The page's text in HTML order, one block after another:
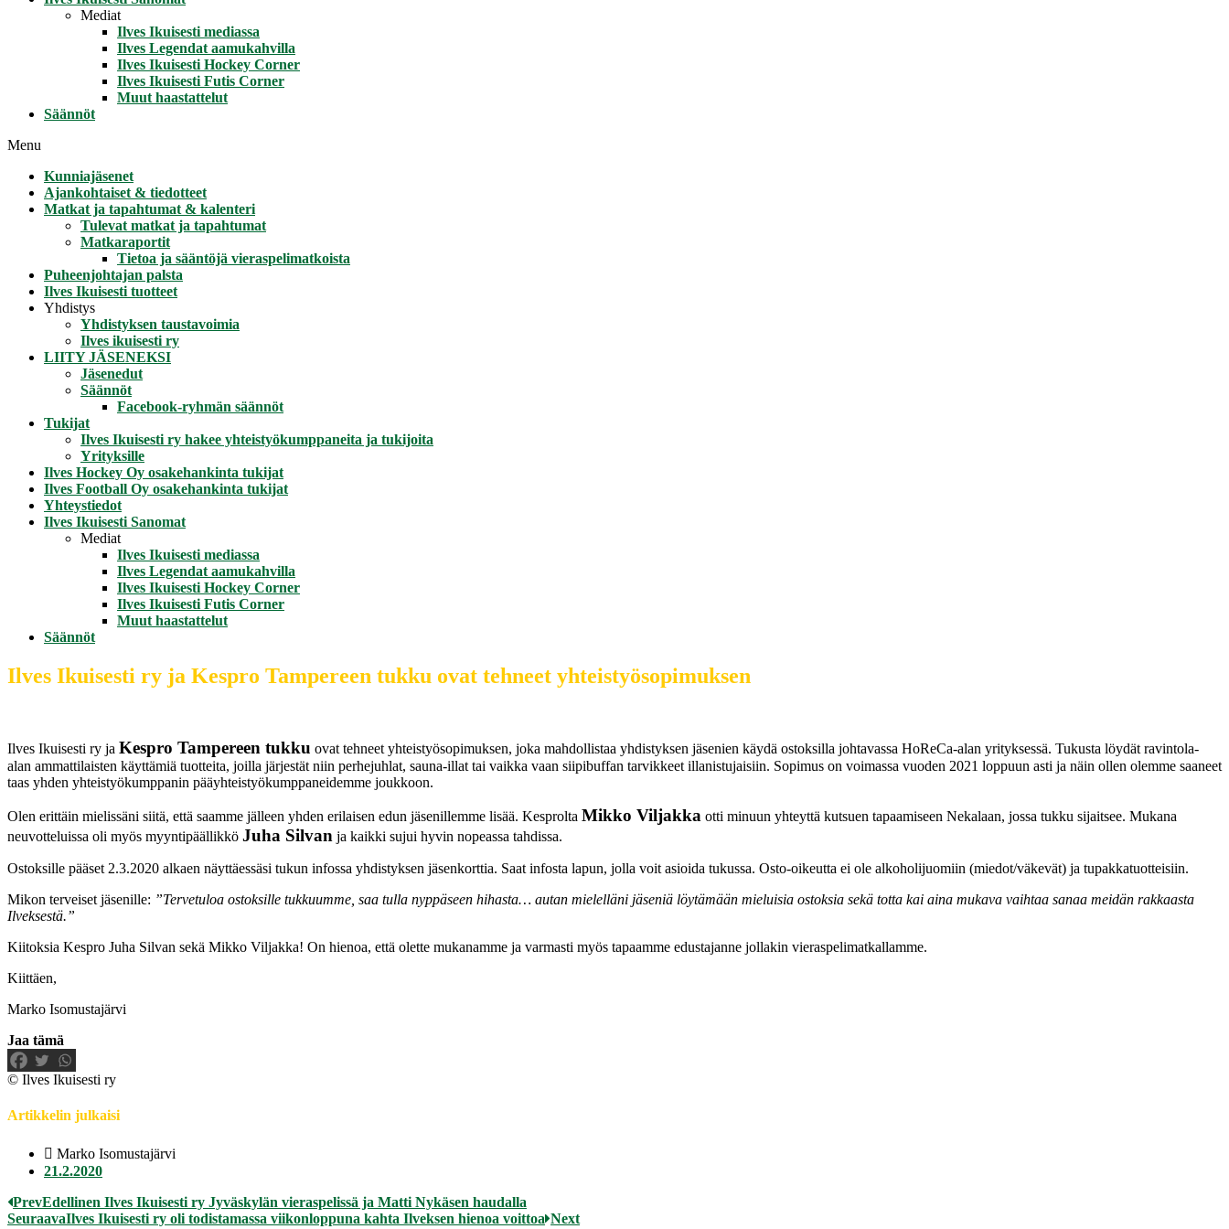
Mediat
Ilves Ikuisesti mediassa
Ilves Legendat aamukahvilla
Ilves Ikuisesti Hockey Corner
Ilves Ikuisesti Futis Corner
Muut haastattelut
Säännöt
Menu
Kunniajäsenet
Ajankohtaiset & tiedotteet
Matkat ja tapahtumat & kalenteri
Tulevat matkat ja tapahtumat
Matkaraportit
Tietoa ja sääntöjä vieraspelimatkoista
Puheenjohtajan palsta
Ilves Ikuisesti tuotteet
Yhdistys
Yhdistyksen taustavoimia
Ilves ikuisesti ry
LIITY JÄSENEKSI
Jäsenedut
Säännöt
Facebook-ryhmän säännöt
Tukijat
Ilves Ikuisesti ry hakee yhteistyökumppaneita ja tukijoita
Yrityksille
Ilves Hockey Oy osakehankinta tukijat
Ilves Football Oy osakehankinta tukijat
Yhteystiedot
Ilves Ikuisesti Sanomat
Mediat
Ilves Ikuisesti mediassa
Ilves Legendat aamukahvilla
Ilves Ikuisesti Hockey Corner
Ilves Ikuisesti Futis Corner
Muut haastattelut
Säännöt
Ilves Ikuisesti ry ja Kespro Tampereen tukku ovat tehneet yhteistyösopimuksen
Ilves Ikuisesti ry ja Kespro Tampereen tukku ovat tehneet yhteistyösopimuksen, joka mahdollistaa yhdistyksen jäsenien käydä ostoksilla johtavassa HoReCa-alan yrityksessä. Tukusta löydät ravintola-
alan ammattilaisten käyttämiä tuotteita, joilla järjestät niin perhejuhlat, sauna-illat tai vaikka vaan siipibuffan tarvikkeet illanistujaisiin. Sopimus on voimassa vuoden 2021 loppuun asti ja näin ollen olemme saaneet
taas yhden yhteistyökumppanin pääyhteistyökumppaneidemme joukkoon.
Olen erittäin mielissäni siitä, että saamme jälleen yhden erilaisen edun jäsenillemme lisää. Kesprolta Mikko Viljakka otti minuun yhteyttä kutsuen tapaamiseen Nekalaan, jossa tukku sijaitsee. Mukana
neuvotteluissa oli myös myyntipäällikkö Juha Silvan ja kaikki sujui hyvin nopeassa tahdissa.
Ostoksille pääset 2.3.2020 alkaen näyttäessäsi tukun infossa yhdistyksen jäsenkorttia. Saat infosta lapun, jolla voit asioida tukussa. Osto-oikeutta ei ole alkoholijuomiin (miedot/väkevät) ja tupakkatuotteisiin.
Mikon terveiset jäsenille: ”Tervetuloa ostoksille tukkuumme, saa tulla nyppäseen hihasta… autan mielelläni jäseniä löytämään mieluisia ostoksia sekä totta kai aina mukava vaihtaa sanaa meidän rakkaasta
Ilveksestä.”
Kiitoksia Kespro Juha Silvan sekä Mikko Viljakka! On hienoa, että olette mukanamme ja varmasti myös tapaamme edustajanne jollakin vieraspelimatkallamme.
Kiittäen,
Marko Isomustajärvi
Jaa tämä
© Ilves Ikuisesti ry
Artikkelin julkaisi
Marko Isomustajärvi
21.2.2020
PrevEdellinen Ilves Ikuisesti ry Jyväskylän vieraspelissä ja Matti Nykäsen haudalla
SeuraavaIlves Ikuisesti ry oli todistamassa viikonloppuna kahta Ilveksen hienoa voittoa Next